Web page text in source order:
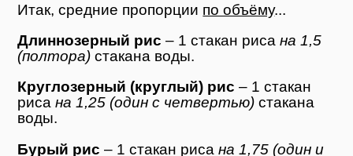
Итак, средние пропорции по объёму...
Длиннозерный рис – 1 стакан рисана 1,5
(полтора) стакана воды.
Круглозерный (круглый) рис – 1 стакан
рисана 1,25 (один с четвертью) стакана
воды.
Бурый рис – 1 стакан рисана 1,75 (один и